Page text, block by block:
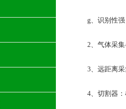
g、识别性强
2、气体采集
3、远距离采集
4、切割器：